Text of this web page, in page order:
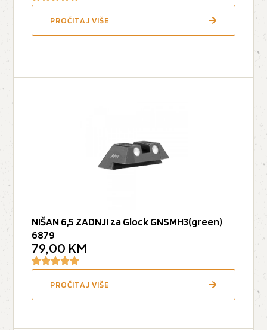
PROČITAJ VIŠE
NIŠAN 6,5 ZADNJI za Glock GNSMH3(green)
6879
79,00 KM
PROČITAJ VIŠE